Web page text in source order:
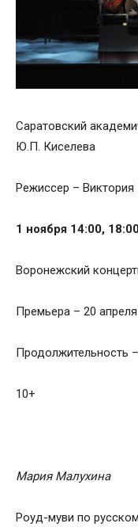
Саратовский
Ю.П. Киселева
Режиссер –
1 ноября 14:00,
Воронежский
Премьера – 20 апреля
Продолжительность
10+
Мария Малухина
Роуд-муви по